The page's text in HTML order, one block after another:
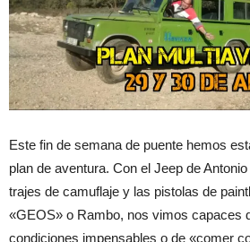
Este fin de semana de puente hemos
plan de aventura. Con el Jeep de
trajes de camuflaje y las pistolas de
«GEOS» o Rambo, nos vimos capaces
condiciones impensables o de «comer